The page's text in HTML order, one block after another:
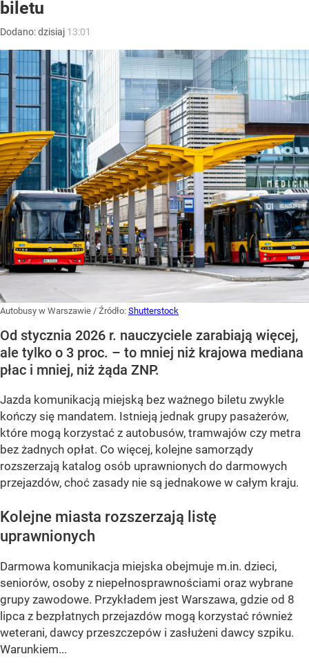
biletu
Dodano:dzisiaj 13:01
Autobusy w Warszawie / Źródło: Shutterstock
Od stycznia 2026 r. nauczyciele zarabiają więcej,
ale tylko o 3 proc. – to mniej niż krajowa mediana
płac i mniej, niż żąda ZNP.
Jazda komunikacją miejską bez ważnego biletu zwykle
kończy się mandatem. Istnieją jednak grupy pasażerów,
które mogą korzystać z autobusów, tramwajów czy metra
bez żadnych opłat. Co więcej, kolejne samorządy
rozszerzają katalog osób uprawnionych do darmowych
przejazdów, choć zasady nie są jednakowe w całym kraju.
Kolejne miasta rozszerzają listę
uprawnionych
Darmowa komunikacja miejska obejmuje m.in. dzieci,
seniorów, osoby z niepełnosprawnościami oraz wybrane
grupy zawodowe. Przykładem jest Warszawa, gdzie od 8
lipca z bezpłatnych przejazdów mogą korzystać również
weterani, dawcy przeszczepów i zasłużeni dawcy szpiku.
Warunkiem...